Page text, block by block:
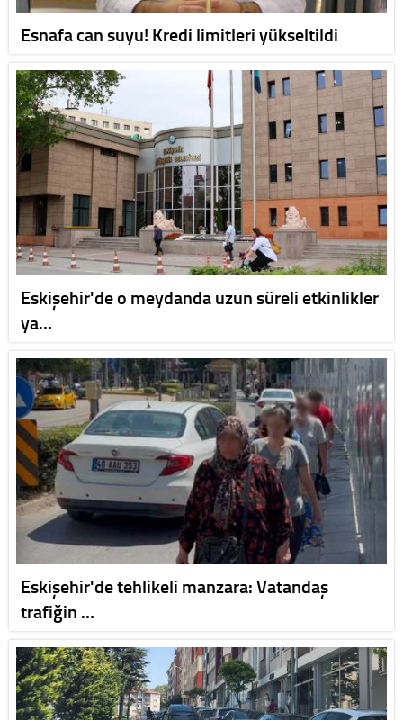
Esnafa can suyu! Kredi limitleri yükseltildi
Eskişehir'de o meydanda uzun süreli etkinlikler
ya…
Eskişehir'de tehlikeli manzara: Vatandaş
trafiğin …